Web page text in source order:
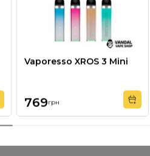
Vaporesso XROS 3 Mini
769грн
Размеры